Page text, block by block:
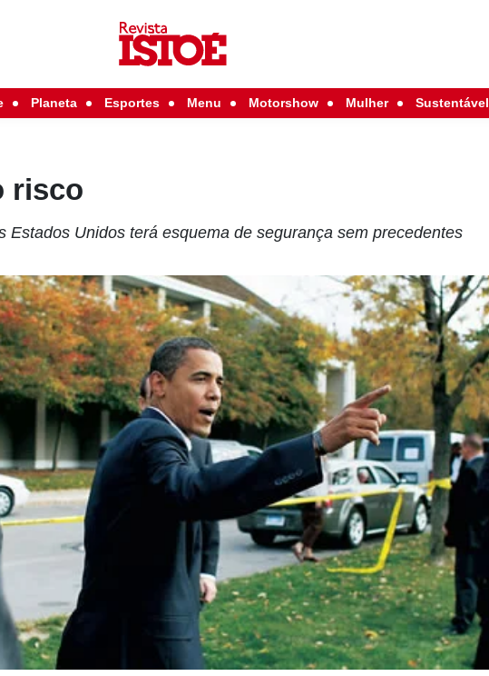
Planeta Esportes Menu Motorshow Mulher Sustentável
risco
Estados Unidos terá esquema de segurança sem precedentes